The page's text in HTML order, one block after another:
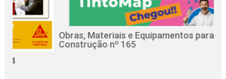
Obras, Materiais e Equipamentos para a
Construção nº 165